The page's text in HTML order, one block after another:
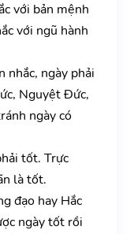
với bản mệnh
với ngũ hành
nhắc, ngày phải
Nguyệt Đức,
ngày có
tốt. Trực
là tốt.
đạo hay Hắc
ngày tốt rồi